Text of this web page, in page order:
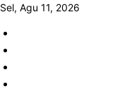
Skip
content
Sel, Agu 11, 2026